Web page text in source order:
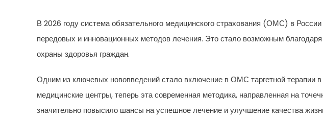
В 2026 году система обязательного медицинского страхования (ОМС) в
передовых и инновационных методов лечения. Это стало возможным
охраны здоровья граждан.
Одним из ключевых нововведений стало включение в ОМС таргетной терапии
медицинские центры, теперь эта современная методика, направленная на
значительно повысило шансы на успешное лечение и улучшение качества